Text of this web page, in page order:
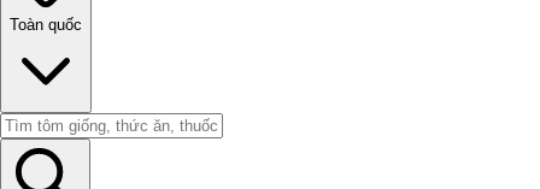
Toàn quốc